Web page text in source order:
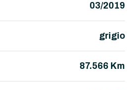
03/2019
grigio
87.566 Km